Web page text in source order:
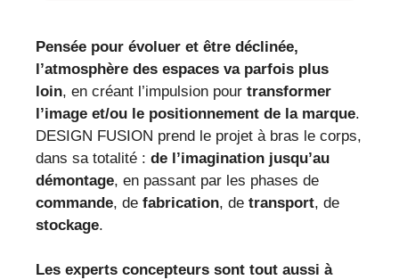
Pensée pour évoluer et être déclinée,
l’atmosphère des espaces va parfois plus
loin, en créant l’impulsion pour transformer
l’image et/ou le positionnement de la marque.
DESIGN FUSION prend le projet à bras le corps,
dans sa totalité : de l’imagination jusqu’au
démontage, en passant par les phases de
commande, de fabrication, de transport, de
stockage.
Les experts concepteurs sont tout aussi à